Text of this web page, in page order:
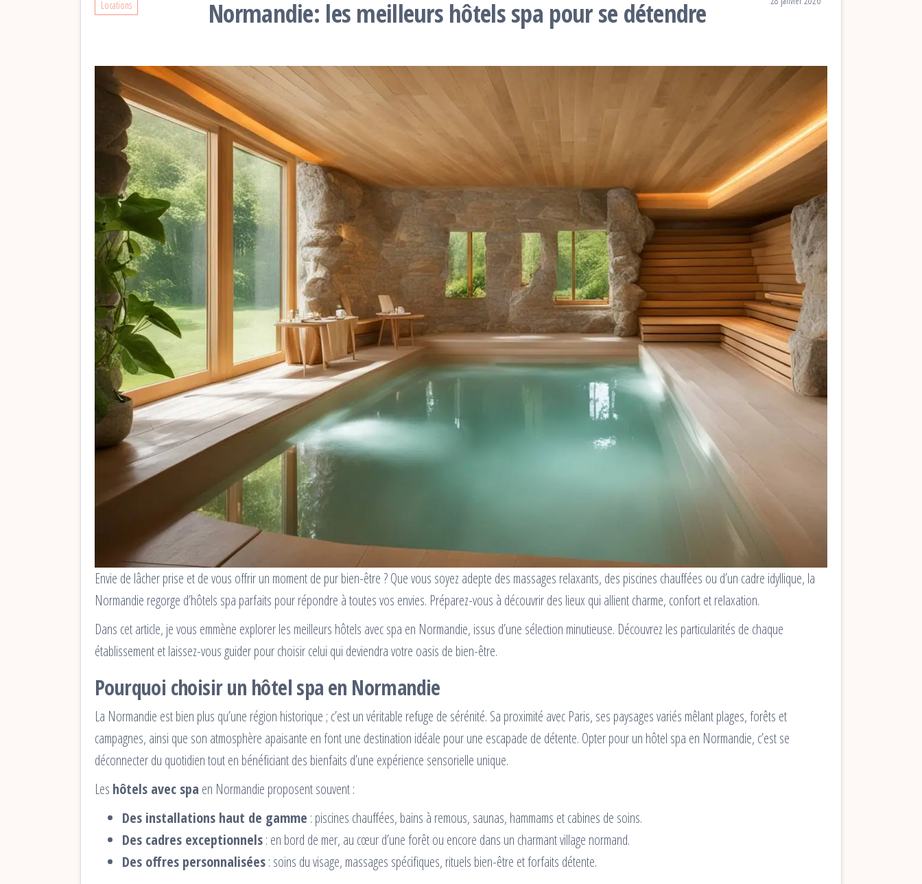
Locations Normandie: les meilleurs hôtels spa pour se détendre
Envie de lâcher prise et de vous offrir un moment de pur bien-être ? Que vous soyez adepte des massages relaxants, des piscines chauffées ou d’un cadre idyllique, la
Normandie regorge d’hôtels spa parfaits pour répondre à toutes vos envies. Préparez-vous à découvrir des lieux qui allient charme, confort et relaxation.
Dans cet article, je vous emmène explorer les meilleurs hôtels avec spa en Normandie, issus d’une sélection minutieuse. Découvrez les particularités de chaque
établissement et laissez-vous guider pour choisir celui qui deviendra votre oasis de bien-être.
Pourquoi choisir un hôtel spa en Normandie
La Normandie est bien plus qu’une région historique ; c’est un véritable refuge de sérénité. Sa proximité avec Paris, ses paysages variés mêlant plages, forêts et
campagnes, ainsi que son atmosphère apaisante en font une destination idéale pour une escapade de détente. Opter pour un hôtel spa en Normandie, c’est se
déconnecter du quotidien tout en bénéficiant des bienfaits d’une expérience sensorielle unique.
Les hôtels avec spa en Normandie proposent souvent :
Des installations haut de gamme : piscines chauffées, bains à remous, saunas, hammams et cabines de soins.
Des cadres exceptionnels: en bord de mer, au cœur d’une forêt ou encore dans un charmant village normand.
Des offres personnalisées: soins du visage, massages spécifiques, rituels bien-être et forfaits détente.